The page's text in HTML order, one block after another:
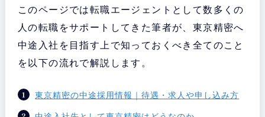
このページでは転職エージェントとして数多くの
人の転職をサポートしてきた筆者が、東京精密へ
中途入社を目指す上で知っておくべき全てのこと
を以下の流れで解説します。
東京精密の中途採用情報｜待遇・求人や申し込み方